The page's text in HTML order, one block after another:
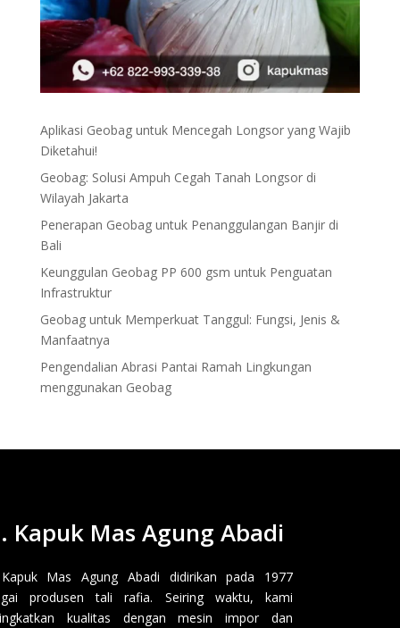
Aplikasi Geobag untuk Mencegah Longsor yang Wajib
Diketahui!
Geobag: Solusi Ampuh Cegah Tanah Longsor di
Wilayah Jakarta
Penerapan Geobag untuk Penanggulangan Banjir di
Bali
Keunggulan Geobag PP 600 gsm untuk Penguatan
Infrastruktur
Geobag untuk Memperkuat Tanggul: Fungsi, Jenis &
Manfaatnya
Pengendalian Abrasi Pantai Ramah Lingkungan
menggunakan Geobag
Kapuk Mas Agung Abadi
Mas Agung Abadi didirikan pada 1977
produsen tali rafia. Seiring waktu, kami
kualitas dengan mesin impor dan